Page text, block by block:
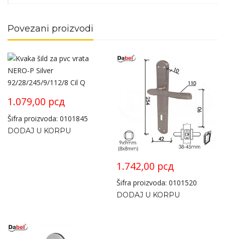
Povezani proizvodi
1.079,00 рсд
Šifra proizvoda: 0101845
DODAJ U KORPU
1.742,00 рсд
Šifra proizvoda: 0101520
DODAJ U KORPU